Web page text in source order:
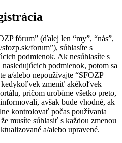
fórum” (ďalej len “my”, “nás”,
forum”), súhlasíte s
podmienok. Ak nesúhlasíte s
podmienok, potom sa
a/alebo nepoužívajte “SFOZP
kedykoľvek zmeniť akékoľvek
pričom urobíme všetko preto,
avšak bude vhodné, ak
kontrolovať počas používania
musíte súhlasiť s každou zmenou
a/alebo upravené.